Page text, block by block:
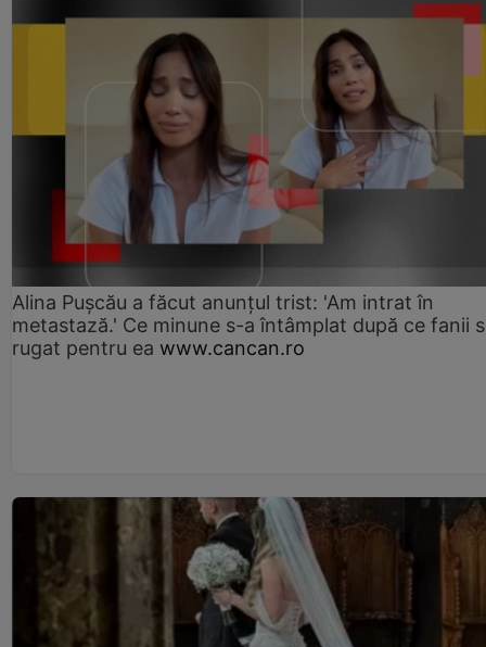
Alina Pușcău a făcut anunțul trist: 'Am intrat în
metastază.' Ce minune s-a întâmplat după ce fanii
rugat pentru ea www.cancan.ro